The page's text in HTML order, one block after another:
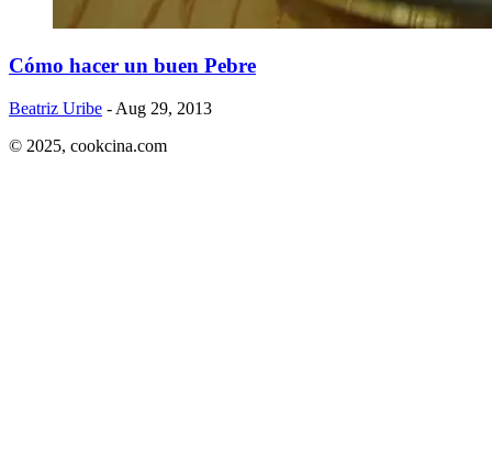
Cómo hacer un buen Pebre
Beatriz Uribe - Aug 29, 2013
© 2025, cookcina.com